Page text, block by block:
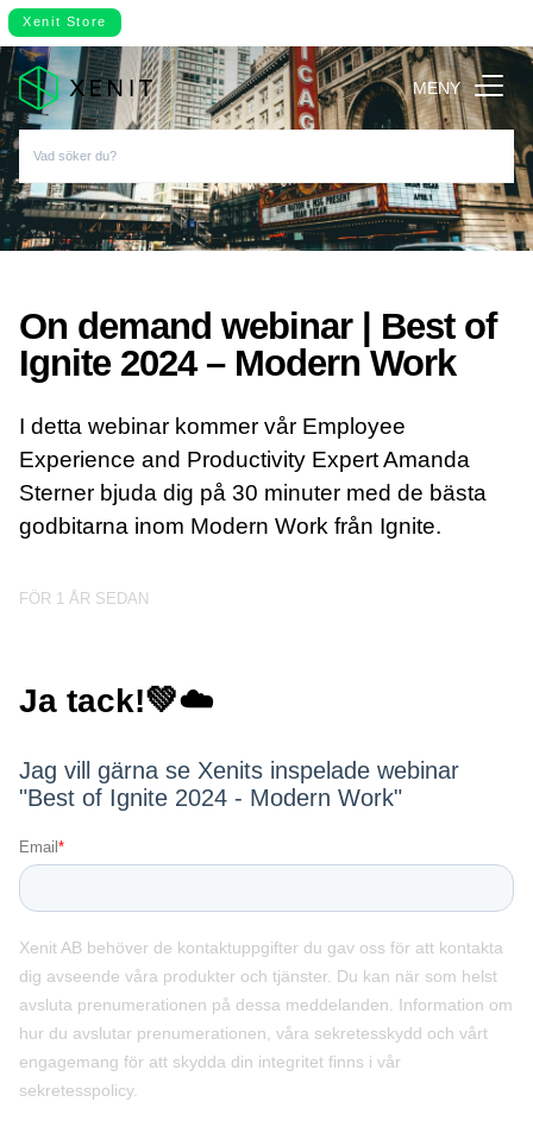
Xenit Store
MENY
On demand webinar | Best of
Ignite 2024 – Modern Work
I detta webinar kommer vår Employee
Experience and Productivity Expert Amanda
Sterner bjuda dig på 30 minuter med de bästa
godbitarna inom Modern Work från Ignite.
FÖR 1 ÅR SEDAN